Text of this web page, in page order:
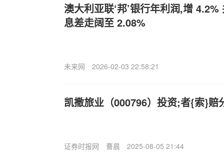
澳大利亚联‘邦’银行年利润,增
息差走阔至 2.08%
未来网 2026-02-03 22:58:21
凯撒旅业（000796）投资;者{索}赔
证券时报网 曹晨 2025-08-05 21:44